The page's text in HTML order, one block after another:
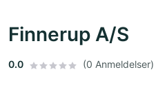
Finnerup A/S
0.0 (0 Anmeldelser)